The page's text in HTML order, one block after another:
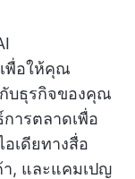
เพื่อให้คุณ
บธุรกิจของคุณ
ารตลาดเพื่อ
เดียทางสื่อ
า, และแคมเปญ